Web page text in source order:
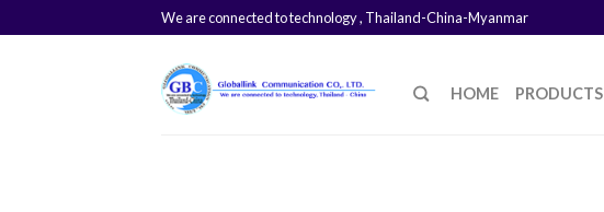
We are connected to technology , Thailand-China-Myanmar
HOME PRODUCTS